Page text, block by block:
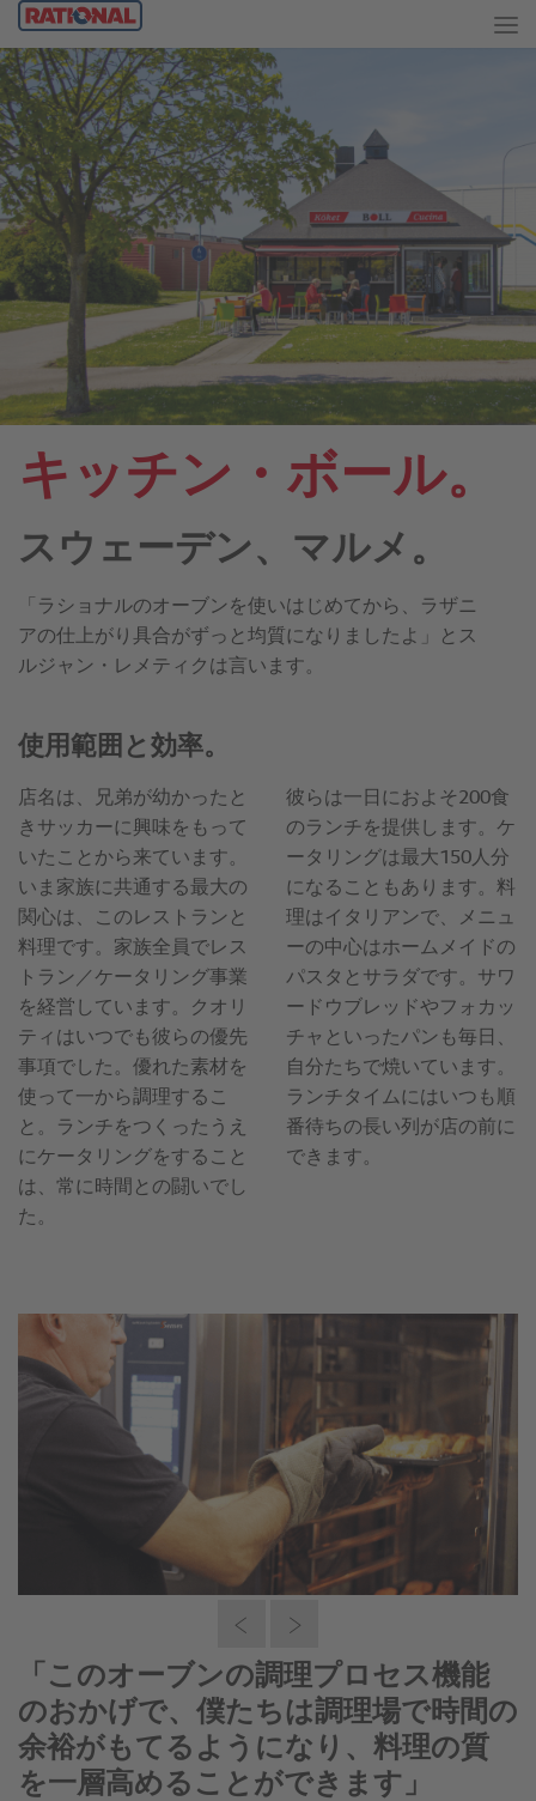
キッチン・ボール。
スウェーデン、マルメ。
「ラショナルのオーブンを使いはじめてから、ラザニ
アの仕上がり具合がずっと均質になりましたよ」とス
ルジャン・レメティクは言います。
「このオーブンの調理プロセス機能
のおかげで、僕たちは調理場で時間の
余裕がもてるようになり、料理の質
を一層高めることができます」